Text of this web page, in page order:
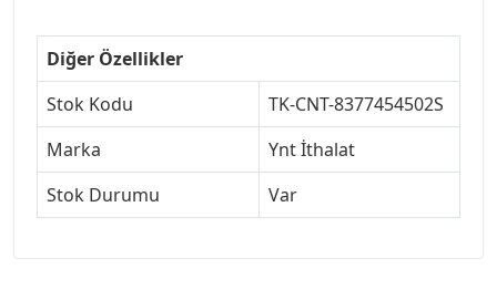
Diğer Özellikler
Stok Kodu
TK-CNT-8377454502S
Marka
Ynt İthalat
Stok Durumu
Var